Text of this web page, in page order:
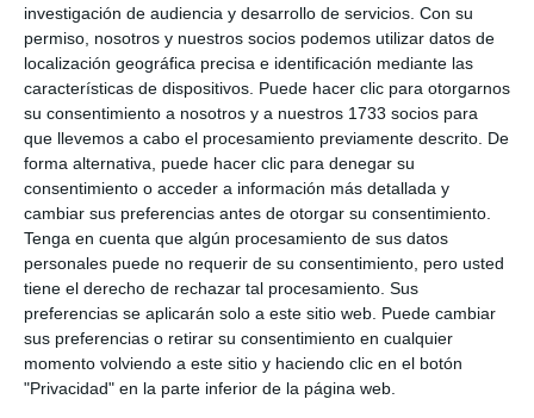
investigación de audiencia y desarrollo de servicios. Con su
permiso, nosotros y nuestros socios podemos utilizar datos de
localización geográfica precisa e identificación mediante las
características de dispositivos. Puede hacer clic para otorgarnos
su consentimiento a nosotros y a nuestros 1733 socios para
que llevemos a cabo el procesamiento previamente descrito. De
forma alternativa, puede hacer clic para denegar su
consentimiento o acceder a información más detallada y
cambiar sus preferencias antes de otorgar su consentimiento.
Tenga en cuenta que algún procesamiento de sus datos
personales puede no requerir de su consentimiento, pero usted
tiene el derecho de rechazar tal procesamiento. Sus
preferencias se aplicarán solo a este sitio web. Puede cambiar
sus preferencias o retirar su consentimiento en cualquier
momento volviendo a este sitio y haciendo clic en el botón
"Privacidad" en la parte inferior de la página web.